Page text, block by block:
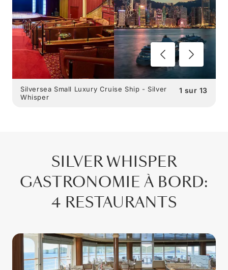
1 sur 13
Silversea Small Luxury Cruise Ship - Silver
Whisper
SILVER WHISPER
GASTRONOMIE À BORD:
4 RESTAURANTS